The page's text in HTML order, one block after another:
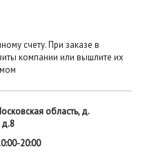
счету. При заказе в
компании или вышлите их
область, д.
д.8
20:00